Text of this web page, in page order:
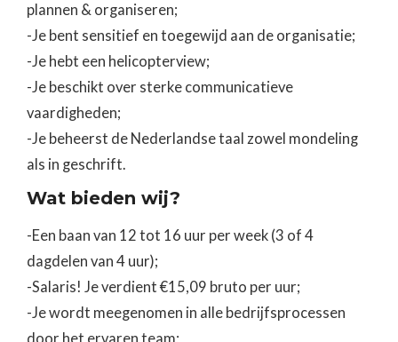
plannen & organiseren;
-Je bent sensitief en toegewijd aan de organisatie;
-Je hebt een helicopterview;
-Je beschikt over sterke communicatieve
vaardigheden;
-Je beheerst de Nederlandse taal zowel mondeling
als in geschrift.
Wat bieden wij?
-Een baan van 12 tot 16 uur per week (3 of 4
dagdelen van 4 uur);
-Salaris! Je verdient €15,09 bruto per uur;
-Je wordt meegenomen in alle bedrijfsprocessen
door het ervaren team;